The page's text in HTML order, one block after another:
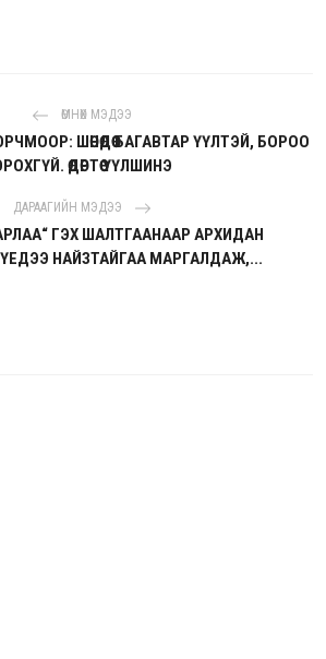
ӨМНӨХ МЭДЭЭ
ШӨНӨДӨӨ БАГАВТАР ҮҮЛТЭЙ, БОРОО
ӨДӨРТӨӨ ҮҮЛШИНЭ
ДАРААГИЙН МЭДЭЭ
ГЭХ ШАЛТГААНААР АРХИДАН
НАЙЗТАЙГАА МАРГАЛДАЖ,...